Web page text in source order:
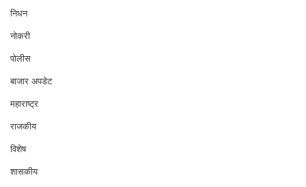
निधन
नोकरी
पोलीस
बाजार अपडेट
महाराष्ट्र
राजकीय
विशेष
शासकीय